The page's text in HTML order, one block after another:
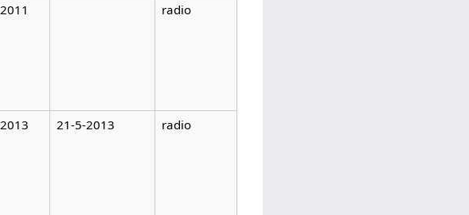
2011 radio
2013 21-5-2013 radio